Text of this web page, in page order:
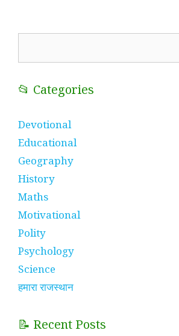
📂 Categories
Devotional
Educational
Geography
History
Maths
Motivational
Polity
Psychology
Science
हमारा राजस्थान
📝 Recent Posts